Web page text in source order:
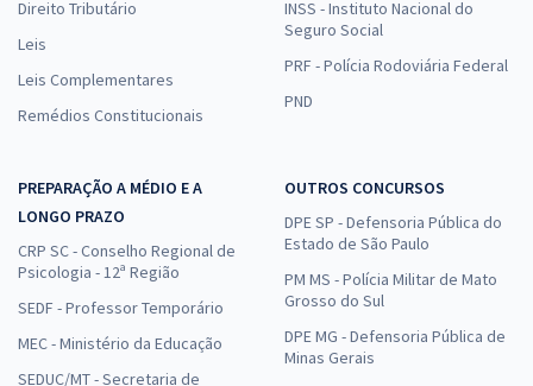
Direito Tributário
Leis
Leis Complementares
Remédios Constitucionais
INSS - Instituto Nacional do
Seguro Social
PRF - Polícia Rodoviária Federal
PND
PREPARAÇÃO A MÉDIO E A
LONGO PRAZO
CRP SC - Conselho Regional de
Psicologia - 12ª Região
SEDF - Professor Temporário
MEC - Ministério da Educação
SEDUC/MT - Secretaria de
OUTROS CONCURSOS
DPE SP - Defensoria Pública do
Estado de São Paulo
PM MS - Polícia Militar de Mato
Grosso do Sul
DPE MG - Defensoria Pública de
Minas Gerais